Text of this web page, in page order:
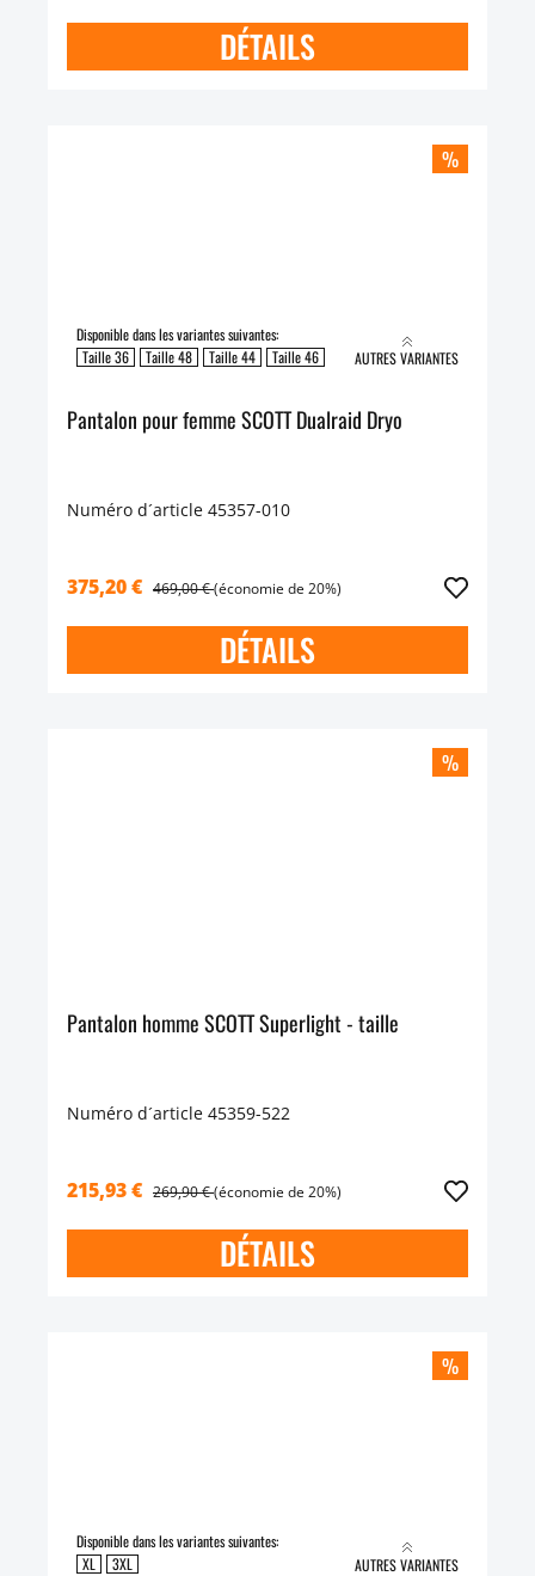
DÉTAILS
%
Disponible dans les variantes suivantes:
Taille 36
Taille 48 Taille 44 Taille 46 AUTRES VARIANTES
Pantalon pour femme SCOTT Dualraid Dryo
Numéro d´article 45357-010
375,20 € 469,00 €(économie de 20%)
DÉTAILS
%
Pantalon homme SCOTT Superlight - taille
Numéro d´article 45359-522
215,93 € 269,90 €(économie de 20%)
DÉTAILS
%
Disponible dans les variantes suivantes:
XL
3XL AUTRES VARIANTES